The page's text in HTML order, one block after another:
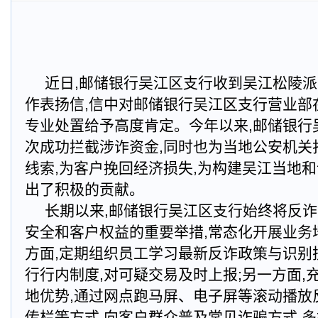
近日,邮储银行吴江区支行收到吴江松陵
作表扬信,信中对邮储银行吴江区支行营业
专业处置给予高度肯定。今年以来,邮储银
次成功拦截涉诈资金,同时也为当地公安机
线索,为客户挽回经济损失,为构建吴江当地
出了积极的贡献。
长期以来,邮储银行吴江区支行始终将反
安全和客户权益的重要举措,常态化开展业
方面,定期组织员工学习最新反诈政策与识
行行内制度,对可疑交易及时上报;另一方面,
地优势,通过网点跑马屏、电子屏等滚动播